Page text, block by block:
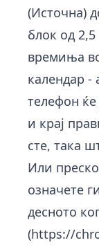
(Источна)
блок од
времиња
календар -
телефон
и крај
сте, така
Или
означете
десното
(https://